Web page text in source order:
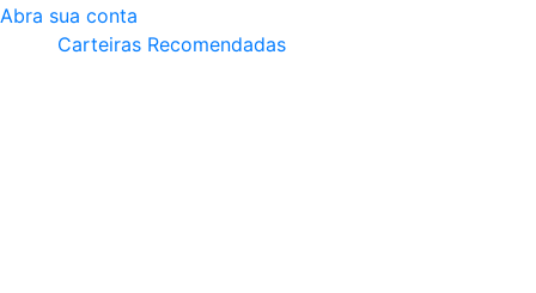
Abra sua conta
Carteiras Recomendadas